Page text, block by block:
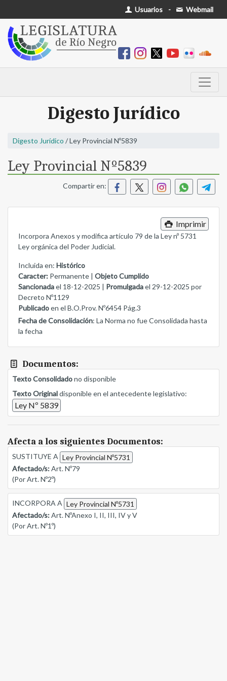
Usuarios - Webmail
Digesto Jurídico
Digesto Jurídico / Ley Provincial Nº5839
Ley Provincial Nº5839
Compartir en:
Imprimir
Incorpora Anexos y modifica artículo 79 de la Ley nº 5731
Ley orgánica del Poder Judicial.
Incluida en: Histórico
Caracter: Permanente | Objeto Cumplido
Sancionadael 18-12-2025 | Promulgadael 29-12-2025 por
Decreto Nº1129
Publicadoen el B.O.Prov. Nº6454 Pág.3
Fecha de Consolidación: La Norma no fue Consolidada hasta
la fecha
Documentos:
Texto Consolidadono disponible
Texto Originaldisponible en el antecedente legislativo:
Ley Nº 5839
Afecta a los siguientes Documentos:
SUSTITUYE A Ley Provincial Nº5731
Afectado/s:Art. Nº79
(Por Art. Nº2º)
INCORPORA A Ley Provincial Nº5731
Afectado/s:Art. NºAnexo I, II, III, IV y V
(Por Art. Nº1º)